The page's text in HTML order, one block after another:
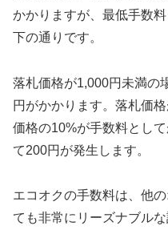
かかりますが、最低手数
下の通りです。
落札価格が1,000円未満の
円がかかります。落札価
価格の10%が手数料とし
て200円が発生します。
エコオクの手数料は、他
ても非常にリーズナブル